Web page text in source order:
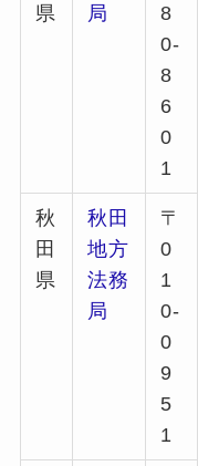
県
局
8
0-
8
6
0
1
秋
田
県
秋田
地方
法務
局
〒
0
1
0-
0
9
5
1